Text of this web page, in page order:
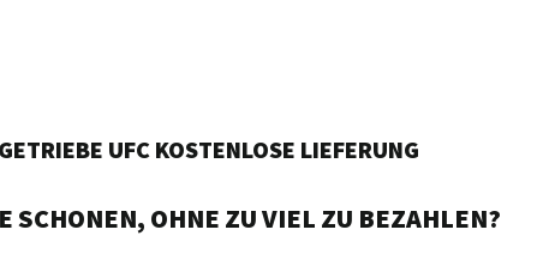
UFC KOSTENLOSE LIEFERUNG
SCHONEN, OHNE ZU VIEL ZU BEZAHLEN?